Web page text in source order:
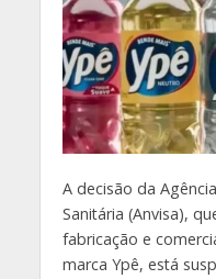
Adecisão da
Sanitária (Anvisa),
fabricação e
marca Ypê, está